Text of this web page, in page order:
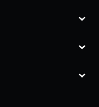
⌄
⌄
⌄